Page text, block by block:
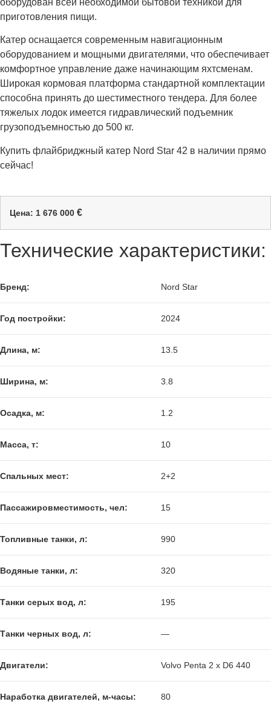
оборудован всей необходимой бытовой техникой для
приготовления пищи.
Катер оснащается современным навигационным
оборудованием и мощными двигателями, что обеспечивает
комфортное управление даже начинающим яхтсменам.
Широкая кормовая платформа стандартной комплектации
способна принять до шестиместного тендера. Для более
тяжелых лодок имеется гидравлический подъемник
грузоподъемностью до 500 кг.
Купить флайбриджный катер Nord Star 42 в наличии прямо
сейчас!
Цена: 1 676 000 €
Технические характеристики:
Бренд: Nord Star
Год постройки: 2024
Длина, м: 13.5
Ширина, м: 3.8
Осадка, м: 1.2
Масса, т: 10
Спальных мест: 2+2
Пассажировместимость, чел: 15
Топливные танки, л: 990
Водяные танки, л: 320
Танки серых вод, л: 195
Танки черных вод, л: —
Двигатели: Volvo Penta 2 x D6 440
Наработка двигателей, м-часы: 80